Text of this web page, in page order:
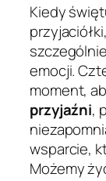
Kiedy
emocji.
moment,
przyjaźni,
wsparcie,
Możemy